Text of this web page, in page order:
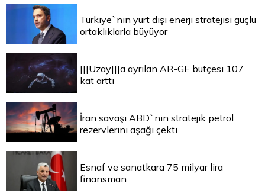
Türkiye`nin yurt dışı enerji stratejisi güçlü
ortaklıklarla büyüyor
|||Uzay|||a ayrılan AR-GE bütçesi 107
kat arttı
İran savaşı ABD`nin stratejik petrol
rezervlerini aşağı çekti
Esnaf ve sanatkara 75 milyar lira
finansman